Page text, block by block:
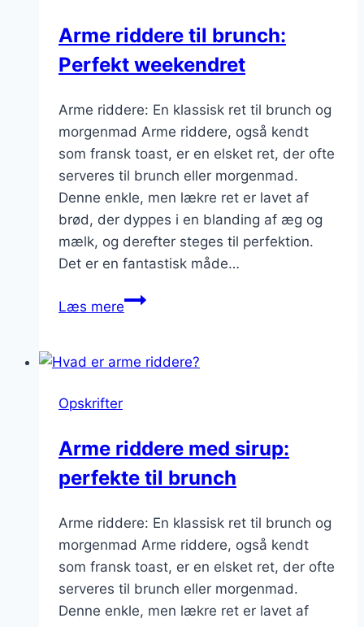
Arme riddere til brunch:
Perfekt weekendret
Arme riddere: En klassisk ret til brunch og
morgenmad Arme riddere, også kendt
som fransk toast, er en elsket ret, der ofte
serveres til brunch eller morgenmad.
Denne enkle, men lækre ret er lavet af
brød, der dyppes i en blanding af æg og
mælk, og derefter steges til perfektion.
Det er en fantastisk måde…
Læs mereArme
brunch:
Opskrifter
Arme riddere med sirup:
perfekte til brunch
Arme riddere: En klassisk ret til brunch og
morgenmad Arme riddere, også kendt
som fransk toast, er en elsket ret, der ofte
serveres til brunch eller morgenmad.
Denne enkle, men lækre ret er lavet af